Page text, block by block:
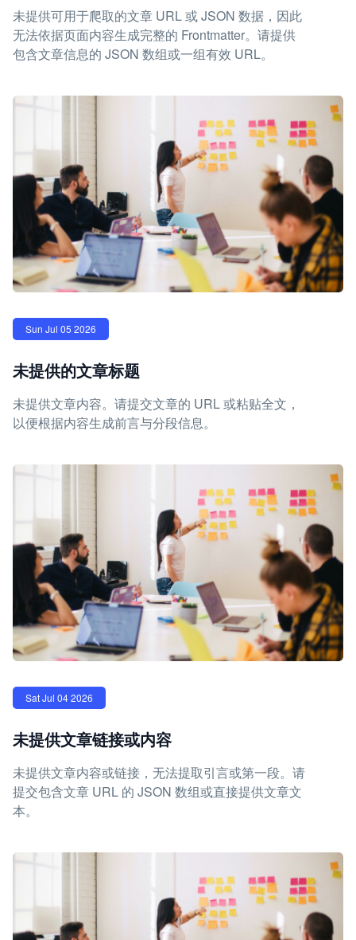
未提供可用于爬取的文章 URL 或 JSON 数据，因此
无法依据页面内容生成完整的 Frontmatter。请提供
包含文章信息的 JSON 数组或一组有效 URL。
Sun Jul 05 2026
未提供的文章标题
未提供文章内容。请提交文章的 URL 或粘贴全文，
以便根据内容生成前言与分段信息。
Sat Jul 04 2026
未提供文章链接或内容
未提供文章内容或链接，无法提取引言或第一段。请
提交包含文章 URL 的 JSON 数组或直接提供文章文
本。